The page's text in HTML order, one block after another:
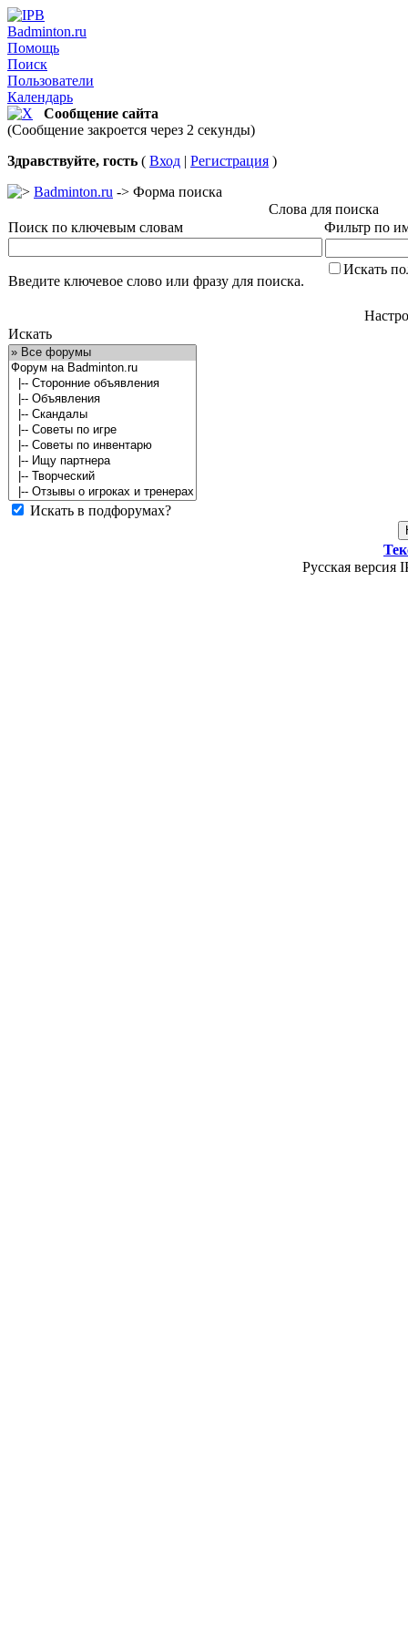
Badminton.ru
Помощь
Поиск
Пользователи
Календарь
Сообщение сайта
(Сообщение закроется через 2 секунды)
Здравствуйте, гость ( Вход | Регистрация )
Badminton.ru -> Форма поиска
Слова для поиска
Поиск по ключевым словам
Фильтр по
Введите ключевое слово или фразу для поиска.
Искать
Искать
Искать в подфорумах?
Русская версия